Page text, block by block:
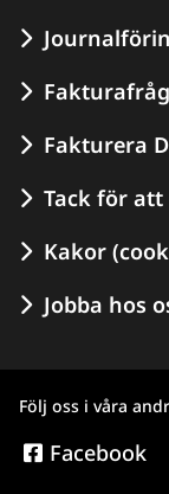
Fakturera
Tack för
Kakor
Jobba hos
Följ oss i våra
Facebook